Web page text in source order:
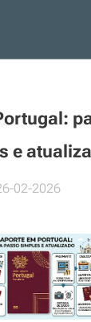
e
02-2026